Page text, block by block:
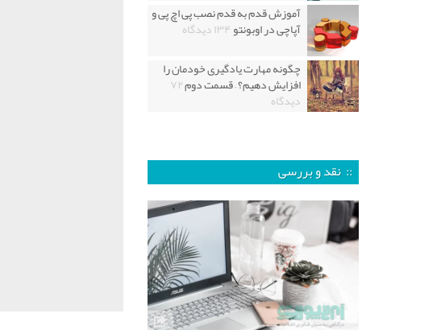
آموزش قدم به قدم نصب پی اچ پی و
آپاچی در اوبونتو۱۳۴ دیدگاه
چگونه مهارت یادگیری خودمان را
افزایش دهیم؟ – قسمت دوم۷۲
دیدگاه
:: نقد و بررسی